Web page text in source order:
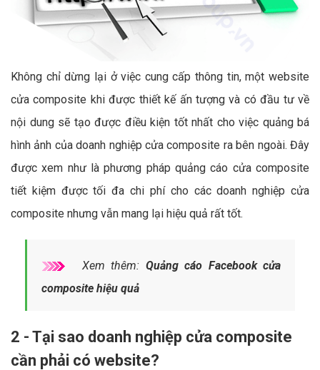
Không chỉ dừng lại ở việc cung cấp thông tin, một website
cửa composite khi được thiết kế ấn tượng và có đầu tư về
nội dung sẽ tạo được điều kiện tốt nhất cho việc quảng bá
hình ảnh của doanh nghiệp cửa composite ra bên ngoài. Đây
được xem như là phương pháp quảng cáo cửa composite
tiết kiệm được tối đa chi phí cho các doanh nghiệp cửa
composite nhưng vẫn mang lại hiệu quả rất tốt.
Xem thêm: Quảng cáo Facebook cửa
composite hiệu quả
2 - Tại sao doanh nghiệp cửa composite
cần phải có website?